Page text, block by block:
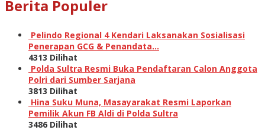
Berita Populer
Pelindo Regional 4 Kendari Laksanakan Sosialisasi
Penerapan GCG & Penandata…
4313 Dilihat
Polda Sultra Resmi Buka Pendaftaran Calon Anggota
Polri dari Sumber Sarjana
3813 Dilihat
Hina Suku Muna, Masayarakat Resmi Laporkan
Pemilik Akun FB Aldi di Polda Sultra
3486 Dilihat